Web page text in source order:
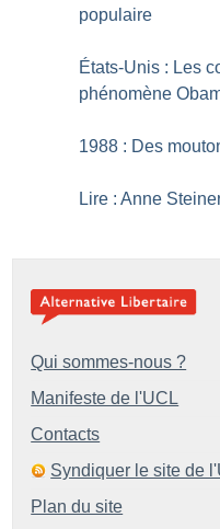
populaire
États-Unis : Les
phénomène
1988 : Des
Lire : Anne
Qui sommes-nous ?
Manifeste de l'UCL
Contacts
Syndiquer le site de
Plan du site